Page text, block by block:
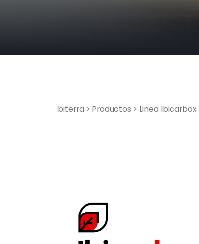
Ibiterra > Productos > Linea Ibicarbox